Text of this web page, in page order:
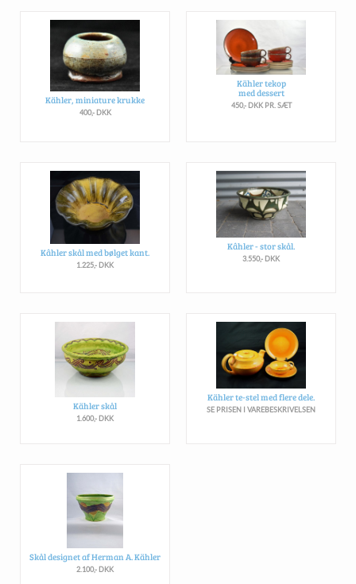
Kähler, miniature krukke
400,- DKK
Kähler tekop
med dessert
450,- DKK PR. SÆT
Kâhler skål med bølget kant.
1.225,- DKK
Kâhler - stor skål.
3.550,- DKK
Kähler skål
1.600,- DKK
Kähler te-stel med flere dele.
SE PRISEN I VAREBESKRIVELSEN
Skål designet af Herman A. Kähler
2.100,- DKK